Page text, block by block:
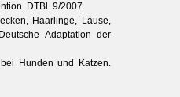
DTBl. 9/2007.
Haarlinge, Läuse,
Adaptation der
Hunden und Katzen.